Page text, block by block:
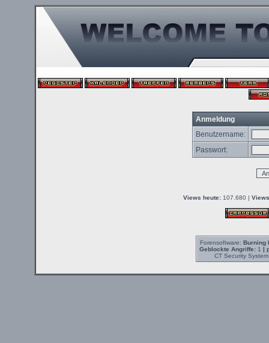
Anmeldung
Benutzername:
Passwort:
Views heute:107.680 |
Forensoftware: Burning
Geblockte Angriffe:1 |
CT Security